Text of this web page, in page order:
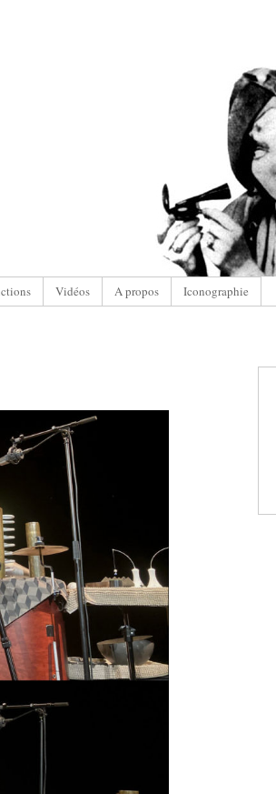
Vidéos A propos Iconographie